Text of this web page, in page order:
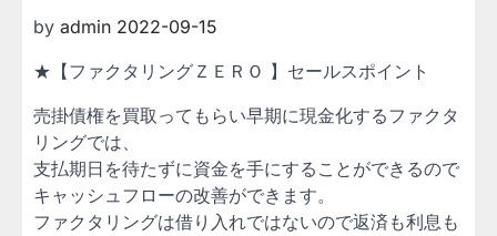
by admin 2022-09-15
★【ファクタリングＺＥＲＯ 】セールスポイント
売掛債権を買取ってもらい早期に現金化するファクタ
リングでは、
支払期日を待たずに資金を手にすることができるので
キャッシュフローの改善ができます。
ファクタリングは借り入れではないので返済も利息も